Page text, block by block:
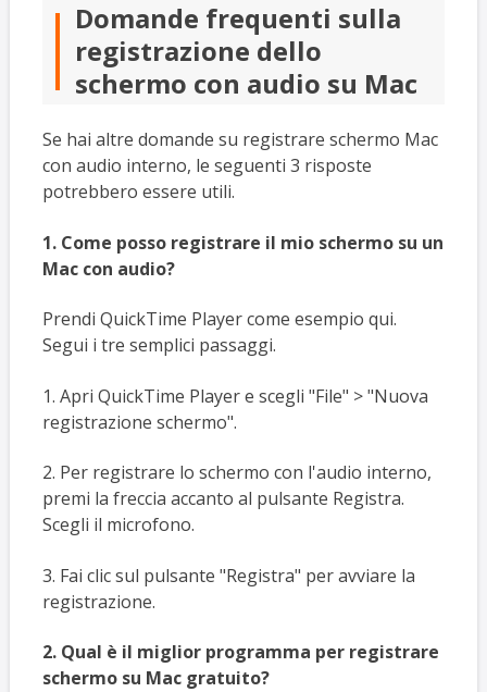
Domande frequenti sulla
registrazione dello
schermo con audio su Mac
Se hai altre domande su registrare schermo Mac
con audio interno, le seguenti 3 risposte
potrebbero essere utili.
1. Come posso registrare il mio schermo su un
Mac con audio?
Prendi QuickTime Player come esempio qui.
Segui i tre semplici passaggi.
1. Apri QuickTime Player e scegli "File" > "Nuova
registrazione schermo".
2. Per registrare lo schermo con l'audio interno,
premi la freccia accanto al pulsante Registra.
Scegli il microfono.
3. Fai clic sul pulsante "Registra" per avviare la
registrazione.
2. Qual è il miglior programma per registrare
schermo su Mac gratuito?